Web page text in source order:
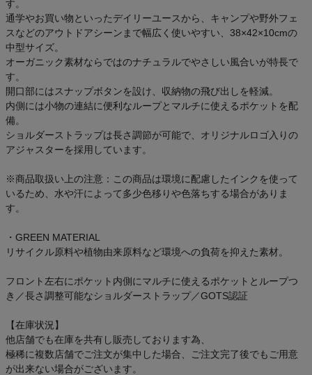
す。
通学やお買い物といったデイリーユースから、キャンプや野外フェ
スなどのアウトドアシーンまで幅広く使いやすい、38×42×10cmの
中型サイズ。
オーガニック素材ならではのナチュラルでやさしい風合いが特長で
す。
開口部にはスナップボタンを設け、収納物の飛び出しを軽減。
内側には小物の連結に便利なループとマルチに使えるポケットを配
備。
ショルダーストラップは長さ調節が可能で、オリジナルロゴ入りの
アジャスターを採用しています。
※商品取扱い上の注意：この商品は環境に配慮したインクを使って
いるため、水や汗によって多少色移りや色落ちする場合がありま
す。
・GREEN MATERIAL
リサイクル原料や植物由来原料など環境への負荷を抑えた素材。
フロント左右にポケット内側にマルチに使えるポケットとループつ
き／長さ調整可能なショルダーストラップ／GOTS認証
【在庫状況】
他店舗でも在庫を共有し販売しております為、
極稀に複数店舗でご注文が集中した場合、ご注文完了後でもご用意
が出来ない場合がございます。